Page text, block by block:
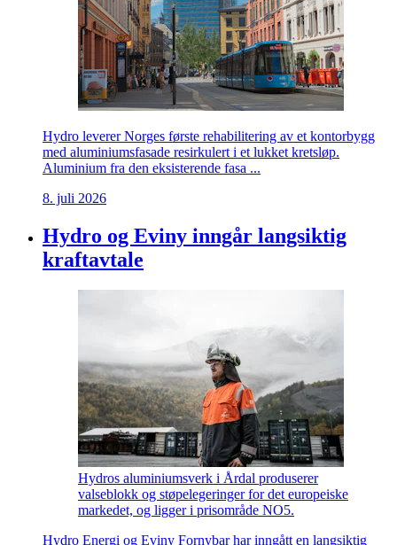
Hydro leverer Norges første rehabilitering av et kontorbygg
med aluminiumsfasade resirkulert i et lukket kretsløp.
Aluminium fra den eksisterende fasa ...
8. juli 2026
Hydro og Eviny inngår langsiktig
kraftavtale
Hydros aluminiumsverk i Årdal produserer
valseblokk og støpelegeringer for det europeiske
markedet, og ligger i prisområde NO5.
Hydro Energi og Eviny Fornybar har inngått en langsiktig